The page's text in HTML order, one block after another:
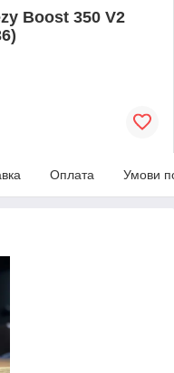
Boost 350 V2
Оплата Умови